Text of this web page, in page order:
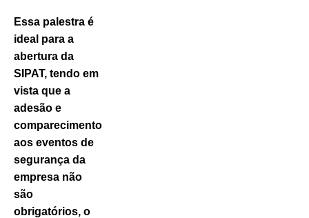
Essa palestra é
ideal para a
abertura da
SIPAT, tendo em
vista que a
adesão e
comparecimento
aos eventos de
segurança da
empresa não
são
obrigatórios, o